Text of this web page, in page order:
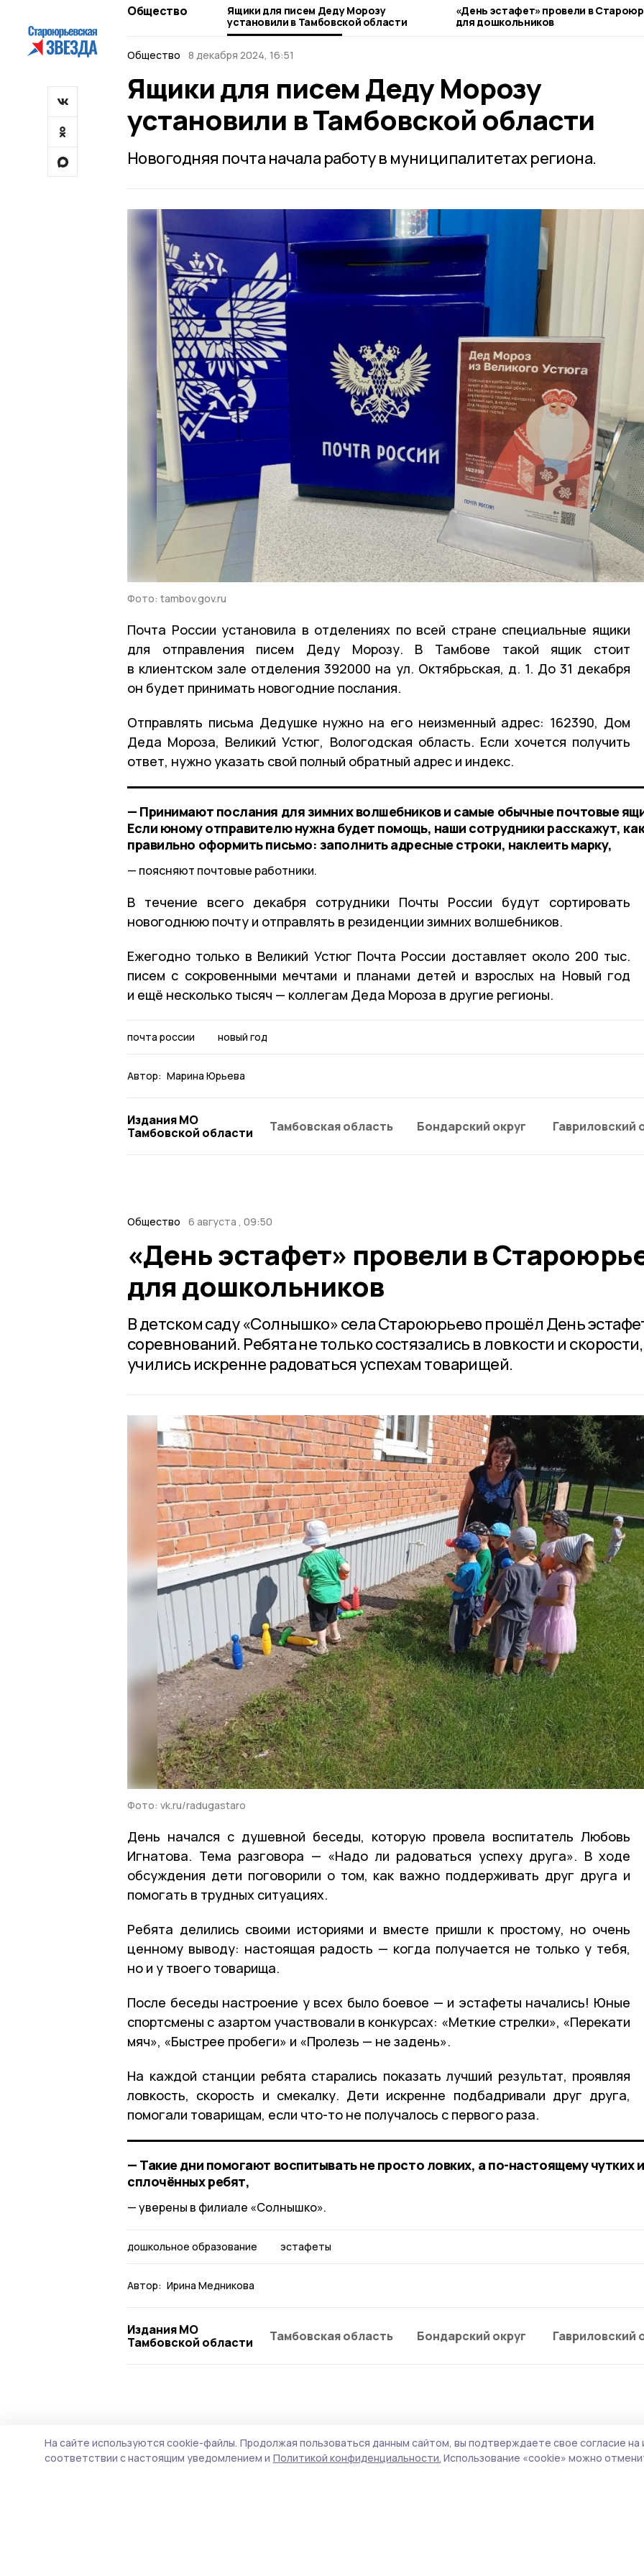
Общество
Ящики для писем Деду Морозу
установили в Тамбовской области
«День эстафет» провели в
для дошкольников
Общество
8 декабря 2024, 16:51
Ящики для писем Деду Морозу
установили в Тамбовской области
Новогодняя почта начала работу в муниципалитетах региона.
Фото: tambov.gov.ru
Почта России установила в отделениях по всей стране специальные ящики
для отправления писем Деду Морозу. В Тамбове такой ящик стоит
в клиентском зале отделения 392000 на ул. Октябрьская, д. 1. До 31 декабря
он будет принимать новогодние послания.
Отправлять письма Дедушке нужно на его неизменный адрес: 162390, Дом
Деда Мороза, Великий Устюг, Вологодская область. Если хочется получить
ответ, нужно указать свой полный обратный адрес и индекс.
— Принимают послания для зимних волшебников и самые обычные почтовые
Если юному отправителю нужна будет помощь, наши сотрудники расскажут,
правильно оформить письмо: заполнить адресные строки, наклеить марку,
поясняют почтовые работники.
В течение всего декабря сотрудники Почты России будут сортировать
новогоднюю почту и отправлять в резиденции зимних волшебников.
Ежегодно только в Великий Устюг Почта России доставляет около 200 тыс.
писем с сокровенными мечтами и планами детей и взрослых на Новый год
и ещё несколько тысяч — коллегам Деда Мороза в другие регионы.
почта россии новый год
Автор: Марина Юрьева
Издания МО
Тамбовской области
Тамбовская область Бондарский округ Гавриловский
Общество 6 августа , 09:50
«День эстафет» провели в
для дошкольников
В детском саду «Солнышко» села Староюрьево прошёл День
соревнований. Ребята не только состязались в ловкости и
учились искренне радоваться успехам товарищей.
Фото: vk.ru/radugastaro
День начался с душевной беседы, которую провела воспитатель Любовь
Игнатова. Тема разговора — «Надо ли радоваться успеху друга». В ходе
обсуждения дети поговорили о том, как важно поддерживать друг друга и
помогать в трудных ситуациях.
Ребята делились своими историями и вместе пришли к простому, но очень
ценному выводу: настоящая радость — когда получается не только у тебя,
но и у твоего товарища.
После беседы настроение у всех было боевое — и эстафеты начались! Юные
спортсмены с азартом участвовали в конкурсах: «Меткие стрелки», «Перекати
мяч», «Быстрее пробеги» и «Пролезь — не задень».
На каждой станции ребята старались показать лучший результат, проявляя
ловкость, скорость и смекалку. Дети искренне подбадривали друг друга,
помогали товарищам, если что-то не получалось с первого раза.
— Такие дни помогают воспитывать не просто ловких, а по-настоящему чутких и
сплочённых ребят,
уверены в филиале «Солнышко».
дошкольное образование эстафеты
Автор: Ирина Медникова
Издания МО
Тамбовской области
Тамбовская область Бондарский округ Гавриловский
Глава Староюрьевского округа
На сайте используются cookie-файлы. Продолжая пользоваться данным сайтом, вы подтверждаете свое согласие на
соответствии с настоящим уведомлением и Политикой конфиденциальности. Использование «cookie» можно